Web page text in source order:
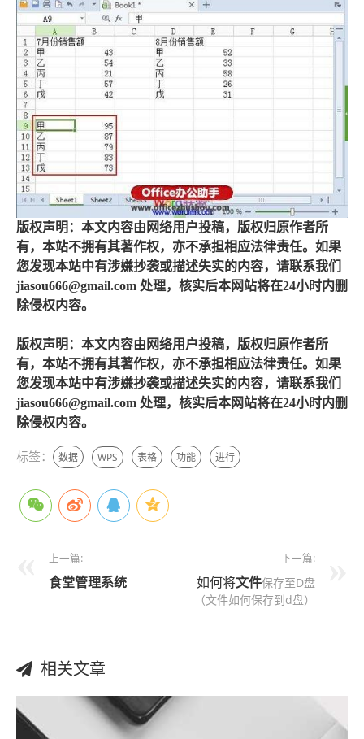
版权声明：本文内容由网络用户投稿，版权归原作者所
有，本站不拥有其著作权，亦不承担相应法律责任。如果
您发现本站中有涉嫌抄袭或描述失实的内容，请联系我们
jiasou666@gmail.com 处理，核实后本网站将在24小时内删
除侵权内容。
版权声明：本文内容由网络用户投稿，版权归原作者所
有，本站不拥有其著作权，亦不承担相应法律责任。如果
您发现本站中有涉嫌抄袭或描述失实的内容，请联系我们
jiasou666@gmail.com 处理，核实后本网站将在24小时内删
除侵权内容。
标签： 数据 WPS 表格 功能 进行
上一篇:
食堂管理系统
下一篇:
如何将文件保存至D盘
（文件如何保存到d盘）
相关文章